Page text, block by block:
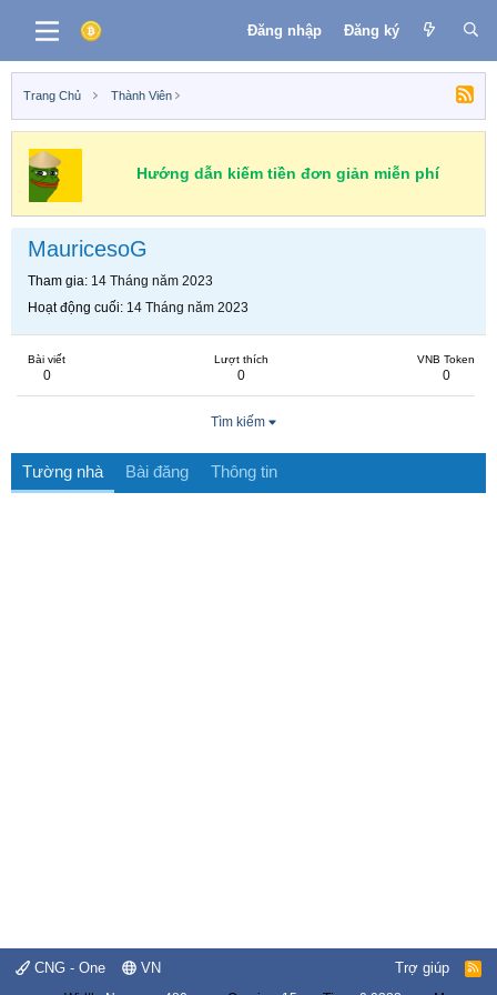
Đăng nhập Đăng ký
Trang Chủ Thành Viên
Hướng dẫn kiếm tiền đơn giản miễn phí
MauricesoG
Tham gia 14 Tháng năm 2023
Hoạt động cuối 14 Tháng năm 2023
Bài viết
0
Lượt thích
0
VNB Token
0
Tìm kiếm
Tường nhà Bài đăng Thông tin
CNG - One VN Trợ giúp
R